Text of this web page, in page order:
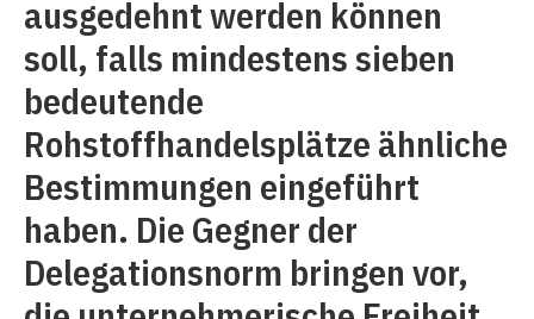
ausgedehnt werden können
soll, falls mindestens sieben
bedeutende
Rohstoffhandelsplätze ähnliche
Bestimmungen eingeführt
haben. Die Gegner der
Delegationsnorm bringen vor,